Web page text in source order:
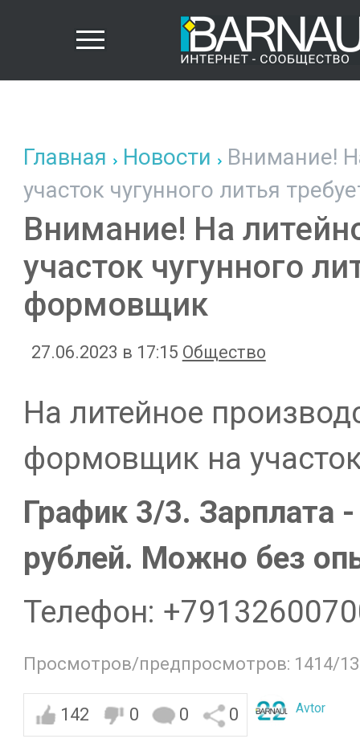
Главная Новости Внимание!
участок чугунного литья
Внимание! На
участок чугунного
формовщик
27.06.2023 в 17:15 Общество
На литейное
формовщик на
График 3/3. Зарплата
рублей. Можно без
Телефон:
Просмотров/предпросмотров: 1414/
142 0 0 0 Avtor